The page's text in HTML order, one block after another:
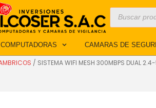
Búsqueda
de
productos
COMPUTADORAS CAMARAS DE
/ SISTEMA WIFI MESH 300MBPS DUAL